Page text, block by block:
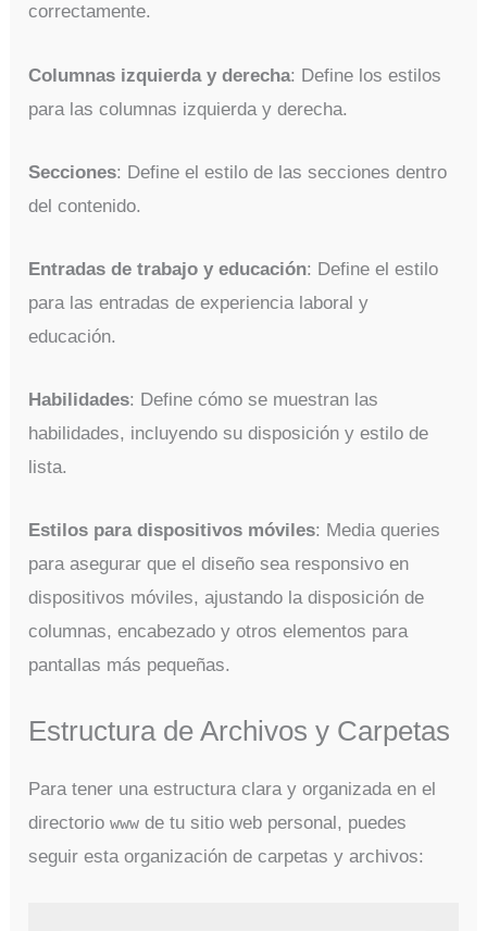
correctamente.
Columnas izquierda y derecha: Define los estilos
para las columnas izquierda y derecha.
Secciones: Define el estilo de las secciones dentro
del contenido.
Entradas de trabajo y educación: Define el estilo
para las entradas de experiencia laboral y
educación.
Habilidades: Define cómo se muestran las
habilidades, incluyendo su disposición y estilo de
lista.
Estilos para dispositivos móviles: Media queries
para asegurar que el diseño sea responsivo en
dispositivos móviles, ajustando la disposición de
columnas, encabezado y otros elementos para
pantallas más pequeñas.
Estructura de Archivos y Carpetas
Para tener una estructura clara y organizada en el
directoriowww de tu sitio web personal, puedes
seguir esta organización de carpetas y archivos: